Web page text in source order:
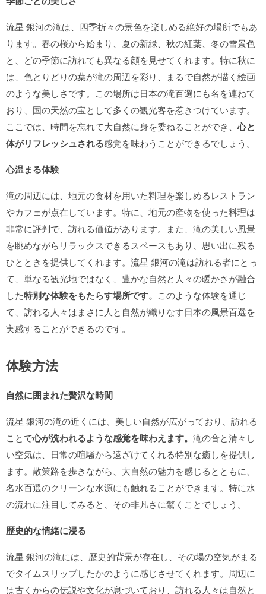
流星 銀河の滝は、四季折々の景色を楽しめる絶好の場所でもあ
ります。春の桜から始まり、夏の新緑、秋の紅葉、冬の雪景色
と、どの季節に訪れても異なる顔を見せてくれます。特に秋に
は、色とりどりの葉が滝の周辺を彩り、まるで自然が描く絵画
のような美しさです。この場所は日本の滝百選にも名を連ねて
おり、国の天然の宝として多くの観光客を惹きつけています。
ここでは、時間を忘れて大自然に身を委ねることができ、心と
体がリフレッシュされる感覚を味わうことができるでしょう。
心温まる体験
滝の周辺には、地元の食材を用いた料理を楽しめるレストラン
やカフェが点在しています。特に、地元の産物を使った料理は
非常に評判で、訪れる価値があります。また、滝の美しい風景
を眺めながらリラックスできるスペースもあり、思い出に残る
ひとときを提供してくれます。流星 銀河の滝は訪れる者にとっ
て、単なる観光地ではなく、豊かな自然と人々の暖かさが融合
した特別な体験をもたらす場所です。 このような体験を通じ
て、訪れる人々はまさに人と自然が織りなす日本の風景百選を
実感することができるのです。
体験方法
自然に囲まれた贅沢な時間
流星 銀河の滝の近くには、美しい自然が広がっており、訪れる
ことで心が洗われるような感覚を味わえます。 滝の音と清々し
い空気は、日常の喧騒から遠ざけてくれる特別な癒しを提供し
ます。散策路を歩きながら、大自然の魅力を感じるとともに、
名水百選のクリーンな水源にも触れることができます。特に水
の流れに注目してみると、その非凡さに驚くことでしょう。
歴史的な情緒に浸る
流星 銀河の滝には、歴史的背景が存在し、その場の空気がまる
でタイムスリップしたかのように感じさせてくれます。周辺に
は古くからの伝説や文化が息づいており、訪れる人々は自然と